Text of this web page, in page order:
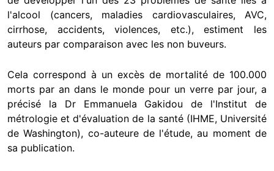
l'alcool (cancers, maladies cardiovasculaires, AVC,
cirrhose, accidents, violences, etc.), estiment les
auteurs par comparaison avec les non buveurs.
Cela correspond à un excès de mortalité de 100.000
morts par an dans le monde pour un verre par jour, a
précisé la Dr Emmanuela Gakidou de l'Institut de
métrologie et d'évaluation de la santé (IHME, Université
de Washington), co-auteure de l'étude, au moment de
sa publication.